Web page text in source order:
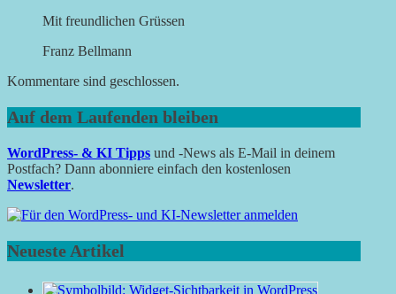
Mit freundlichen Grüssen
Franz Bellmann
Kommentare sind geschlossen.
Auf dem Laufenden bleiben
WordPress- & KI Tipps und -News als E-Mail in deinem
Postfach? Dann abonniere einfach den kostenlosen
Newsletter.
Neueste Artikel